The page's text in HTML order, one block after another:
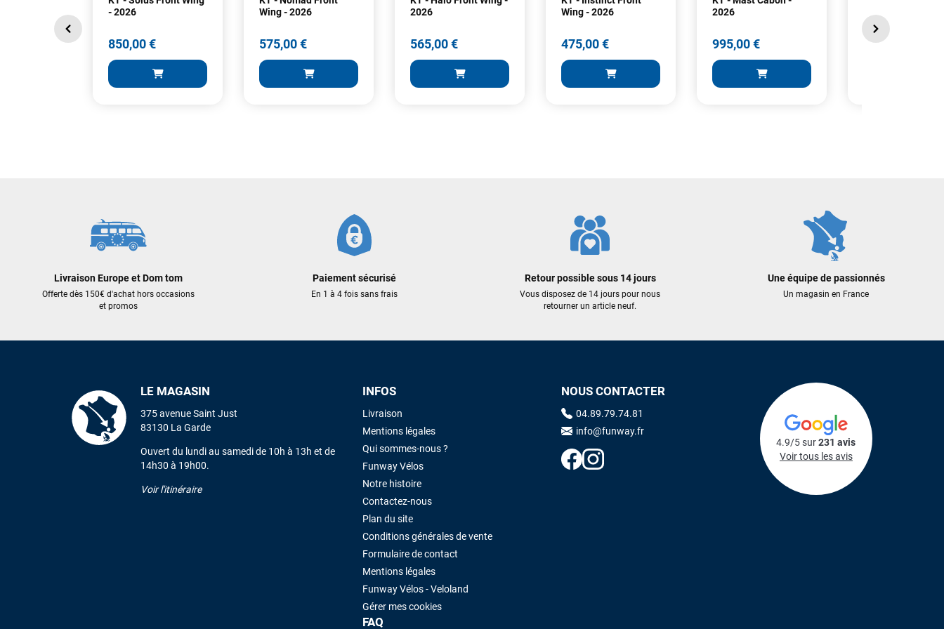
- 2026
850,00 €
Wing - 2026
575,00 €
2026
565,00 €
Wing - 2026
475,00 €
2026
995,00 € 998,00 €
Livraison Europe et Dom tom
Offerte dès 150€ d'achat hors occasions
et promos
Paiement sécurisé
En 1 à 4 fois sans frais
Retour possible sous 14 jours
Vous disposez de 14 jours pour nous
retourner un article neuf.
Une équipe de passionnés
Un magasin en France
LE MAGASIN
375 avenue Saint Just
83130 La Garde
Ouvert du lundi au samedi de 10h à 13h et de
14h30 à 19h00.
Voir l'itinéraire
INFOS
Livraison
Mentions légales
Qui sommes-nous ?
Funway Vélos
Notre histoire
Contactez-nous
Plan du site
Conditions générales de vente
Formulaire de contact
Mentions légales
Funway Vélos - Veloland
Gérer mes cookies
FAQ
NOUS CONTACTER
04.89.79.74.81
info@funway.fr
4.9/5 sur231 avis
Voir tous les avis